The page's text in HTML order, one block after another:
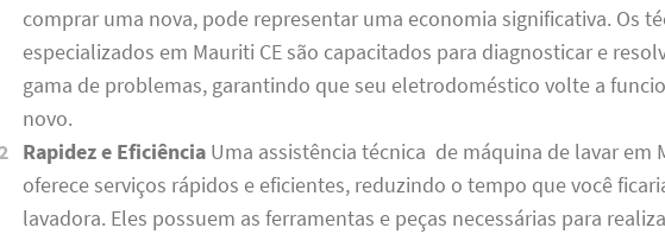
comprar uma nova, pode representar uma economia significativa. Os
especializados em Mauriti CE são capacitados para diagnosticar e
gama de problemas, garantindo que seu eletrodoméstico volte a
novo.
Rapidez e EficiênciaUma assistência técnica de máquina de lavar em
oferece serviços rápidos e eficientes, reduzindo o tempo que você
lavadora. Eles possuem as ferramentas e peças necessárias para